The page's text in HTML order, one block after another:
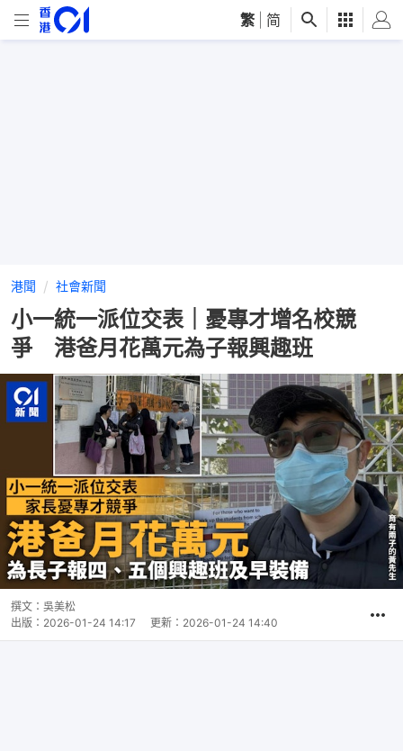
繁 简
港聞 社會新聞
小一統一派位交表｜憂專才增名校競
爭 港爸月花萬元為子報興趣班
撰文： 吳美松
出版： 2026-01-24 14:17 更新： 2026-01-24 14:40